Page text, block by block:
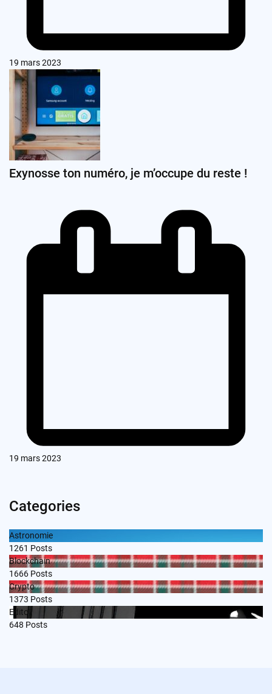
19 mars 2023
Exynosse ton numéro, je m’occupe du reste !
19 mars 2023
Categories
Astronomie
1261 Posts
Blockchain
1666 Posts
Crypto
1373 Posts
Edito
648 Posts